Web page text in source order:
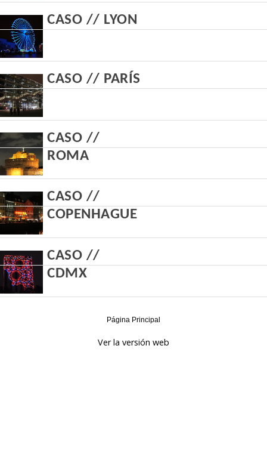
CASO // LYON
CASO // PARÍS
CASO //
ROMA
CASO //
COPENHAGUE
CASO //
CDMX
Página Principal
Ver la versión web